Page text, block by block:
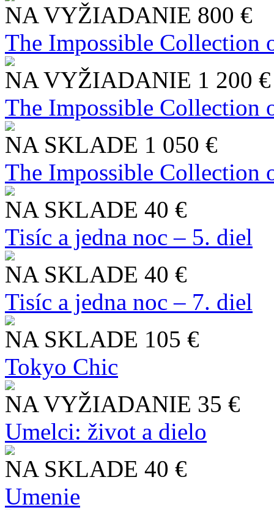
NA VYŽIADANIE 800 €
The Impossible Collection
NA VYŽIADANIE 1 200 €
The Impossible Collection
NA SKLADE 1 050 €
The Impossible Collection
NA SKLADE 40 €
Tisíc a jedna noc – 5. diel
NA SKLADE 40 €
Tisíc a jedna noc – 7. diel
NA SKLADE 105 €
Tokyo Chic
NA VYŽIADANIE 35 €
Umelci: život a dielo
NA SKLADE 40 €
Umenie